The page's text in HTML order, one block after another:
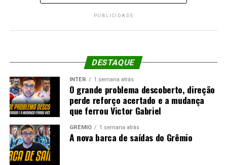
PUBLICIDADE
DESTAQUE
INTER 1 semana atrás
O grande problema descoberto, direção
perde reforço acertado e a mudança
que ferrou Victor Gabriel
GRÊMIO 1 semana atrás
A nova barca de saídas do Grêmio